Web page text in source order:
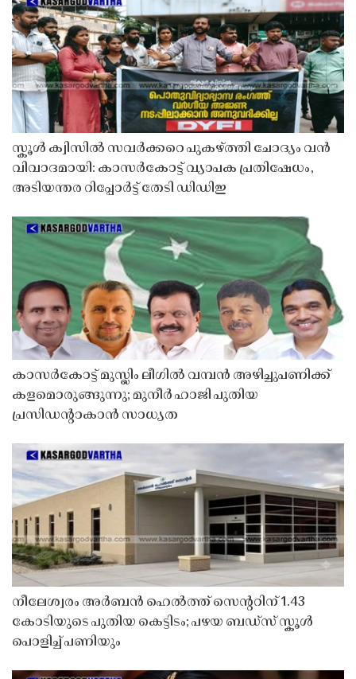
സ്കൂൾ ക്വിസിൽ സവർക്കറെ പുകഴ്ത്തി ചോദ്യം വൻ
വിവാദമായി: കാസർകോട്ട് വ്യാപക പ്രതിഷേധം,
അടിയന്തര റിപ്പോർട്ട് തേടി ഡിഡിഇ
കാസർകോട്ട് മുസ്ലിം ലീഗിൽ വമ്പൻ അഴിച്ചുപണിക്ക്
കളമൊരുങ്ങുന്നു; മുനീർ ഹാജി പുതിയ
പ്രസിഡൻ്റാകാൻ സാധ്യത
നീലേശ്വരം അർബൻ ഹെൽത്ത് സെൻ്ററിന് 1.43
കോടിയുടെ പുതിയ കെട്ടിടം; പഴയ ബഡ്സ് സ്കൂൾ
പൊളിച്ച് പണിയും